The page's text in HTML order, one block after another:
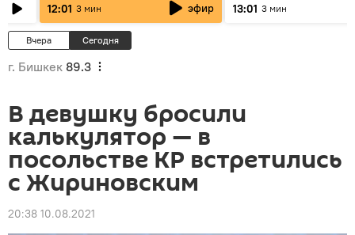
12:01 3 мин эфир 13:01 3 мин
Вчера Сегодня
г. Бишкек 89.3
В девушку бросили
калькулятор — в
посольстве КР встретились
с Жириновским
20:38 10.08.2021